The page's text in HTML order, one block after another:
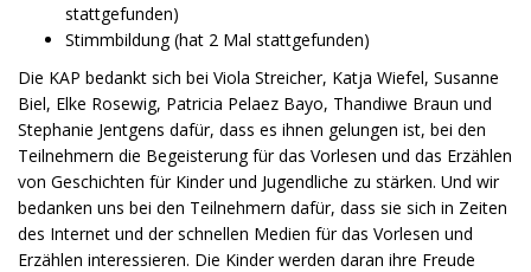
stattgefunden)
Stimmbildung (hat 2 Mal stattgefunden)
Die KAP bedankt sich bei Viola Streicher, Katja Wiefel, Susanne
Biel, Elke Rosewig, Patricia Pelaez Bayo, Thandiwe Braun und
Stephanie Jentgens dafür, dass es ihnen gelungen ist, bei den
Teilnehmern die Begeisterung für das Vorlesen und das Erzählen
von Geschichten für Kinder und Jugendliche zu stärken. Und wir
bedanken uns bei den Teilnehmern dafür, dass sie sich in Zeiten
des Internet und der schnellen Medien für das Vorlesen und
Erzählen interessieren. Die Kinder werden daran ihre Freude